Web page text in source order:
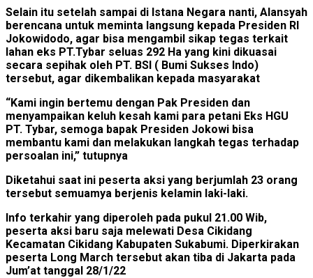
Selain itu setelah sampai di Istana Negara nanti, Alansyah
berencana untuk meminta langsung kepada Presiden RI
Jokowidodo, agar bisa mengambil sikap tegas terkait
lahan eks PT.Tybar seluas 292 Ha yang kini dikuasai
secara sepihak oleh PT. BSI ( Bumi Sukses Indo)
tersebut, agar dikembalikan kepada masyarakat
“Kami ingin bertemu dengan Pak Presiden dan
menyampaikan keluh kesah kami para petani Eks HGU
PT. Tybar, semoga bapak Presiden Jokowi bisa
membantu kami dan melakukan langkah tegas terhadap
persoalan ini,” tutupnya
Diketahui saat ini peserta aksi yang berjumlah 23 orang
tersebut semuamya berjenis kelamin laki-laki.
Info terkahir yang diperoleh pada pukul 21.00 Wib,
peserta aksi baru saja melewati Desa Cikidang
Kecamatan Cikidang Kabupaten Sukabumi. Diperkirakan
peserta Long March tersebut akan tiba di Jakarta pada
Jum’at tanggal 28/1/22